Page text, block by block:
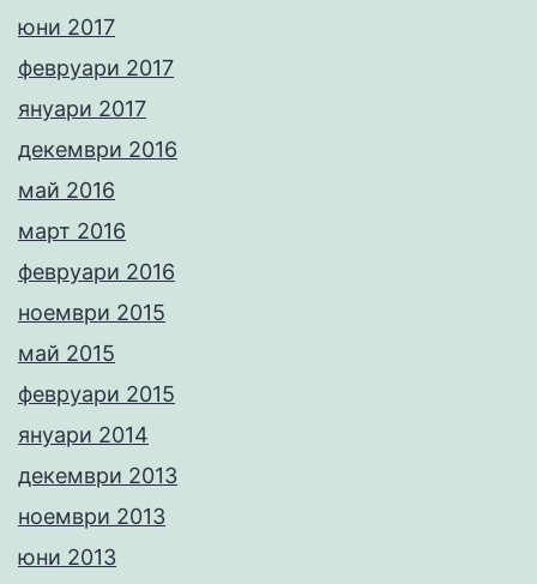
юни 2017
февруари 2017
януари 2017
декември 2016
май 2016
март 2016
февруари 2016
ноември 2015
май 2015
февруари 2015
януари 2014
декември 2013
ноември 2013
юни 2013